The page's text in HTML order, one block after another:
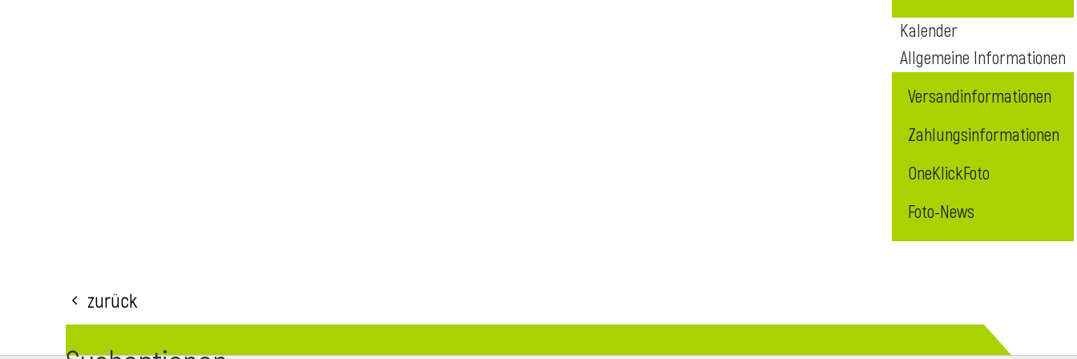
Kalender
Allgemeine Informationen
Versandinformationen
Zahlungsinformationen
OneKlickFoto
Foto-News
Zurück